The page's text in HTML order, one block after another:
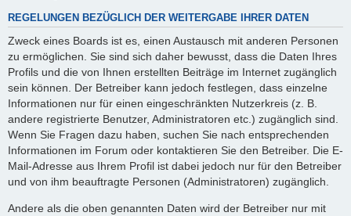
REGELUNGEN BEZÜGLICH DER WEITERGABE IHRER DATEN
Zweck eines Boards ist es, einen Austausch mit anderen Personen
zu ermöglichen. Sie sind sich daher bewusst, dass die Daten Ihres
Profils und die von Ihnen erstellten Beiträge im Internet zugänglich
sein können. Der Betreiber kann jedoch festlegen, dass einzelne
Informationen nur für einen eingeschränkten Nutzerkreis (z. B.
andere registrierte Benutzer, Administratoren etc.) zugänglich sind.
Wenn Sie Fragen dazu haben, suchen Sie nach entsprechenden
Informationen im Forum oder kontaktieren Sie den Betreiber. Die E-
Mail-Adresse aus Ihrem Profil ist dabei jedoch nur für den Betreiber
und von ihm beauftragte Personen (Administratoren) zugänglich.
Andere als die oben genannten Daten wird der Betreiber nur mit